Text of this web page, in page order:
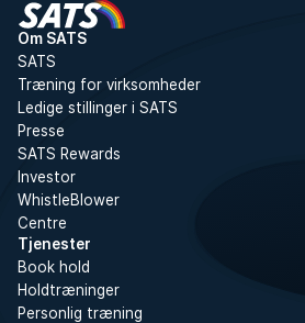
Om SATS
SATS
Træning for virksomheder
Ledige stillinger i SATS
Presse
SATS Rewards
Investor
WhistleBlower
Centre
Tjenester
Book hold
Holdtræninger
Personlig træning